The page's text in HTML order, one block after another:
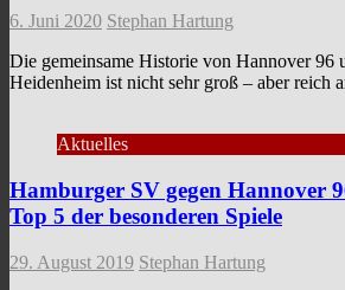
6. Juni 2020 Stephan Hartung
Die gemeinsame Historie von Hannover 96
Heidenheim ist nicht sehr groß – aber reich
Aktuelles
Hamburger SV gegen Hannover
Top 5 der besonderen Spiele
29. August 2019 Stephan Hartung